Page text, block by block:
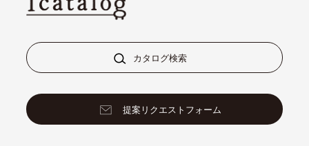
カタログ検索
提案リクエストフォーム